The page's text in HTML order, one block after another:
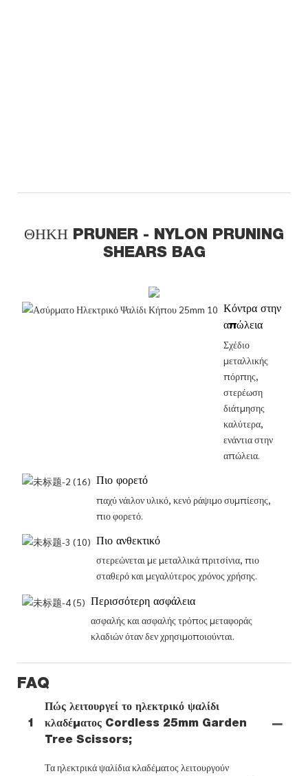
ΘΉΚΗ PRUNER - NYLON PRUNING
SHEARS BAG
Κόντρα στην
απώλεια
Σχέδιο
μεταλλικής
πόρπης,
στερέωση
διάτμησης
καλύτερα,
ενάντια στην
απώλεια.
Πιο φορετό
παχύ νάιλον υλικό, κενό ράψιμο συμπίεσης,
πιο φορετό.
Πιο ανθεκτικό
στερεώνεται με μεταλλικά πριτσίνια, πιο
σταθερό και μεγαλύτερος χρόνος χρήσης.
Περισσότερη ασφάλεια
ασφαλής και ασφαλής τρόπος μεταφοράς
κλαδιών όταν δεν χρησιμοποιούνται.
FAQ
1
Πώς λειτουργεί το ηλεκτρικό ψαλίδι
κλαδέματος Cordless 25mm Garden
Tree Scissors;
Τα ηλεκτρικά ψαλίδια κλαδέματος λειτουργούν